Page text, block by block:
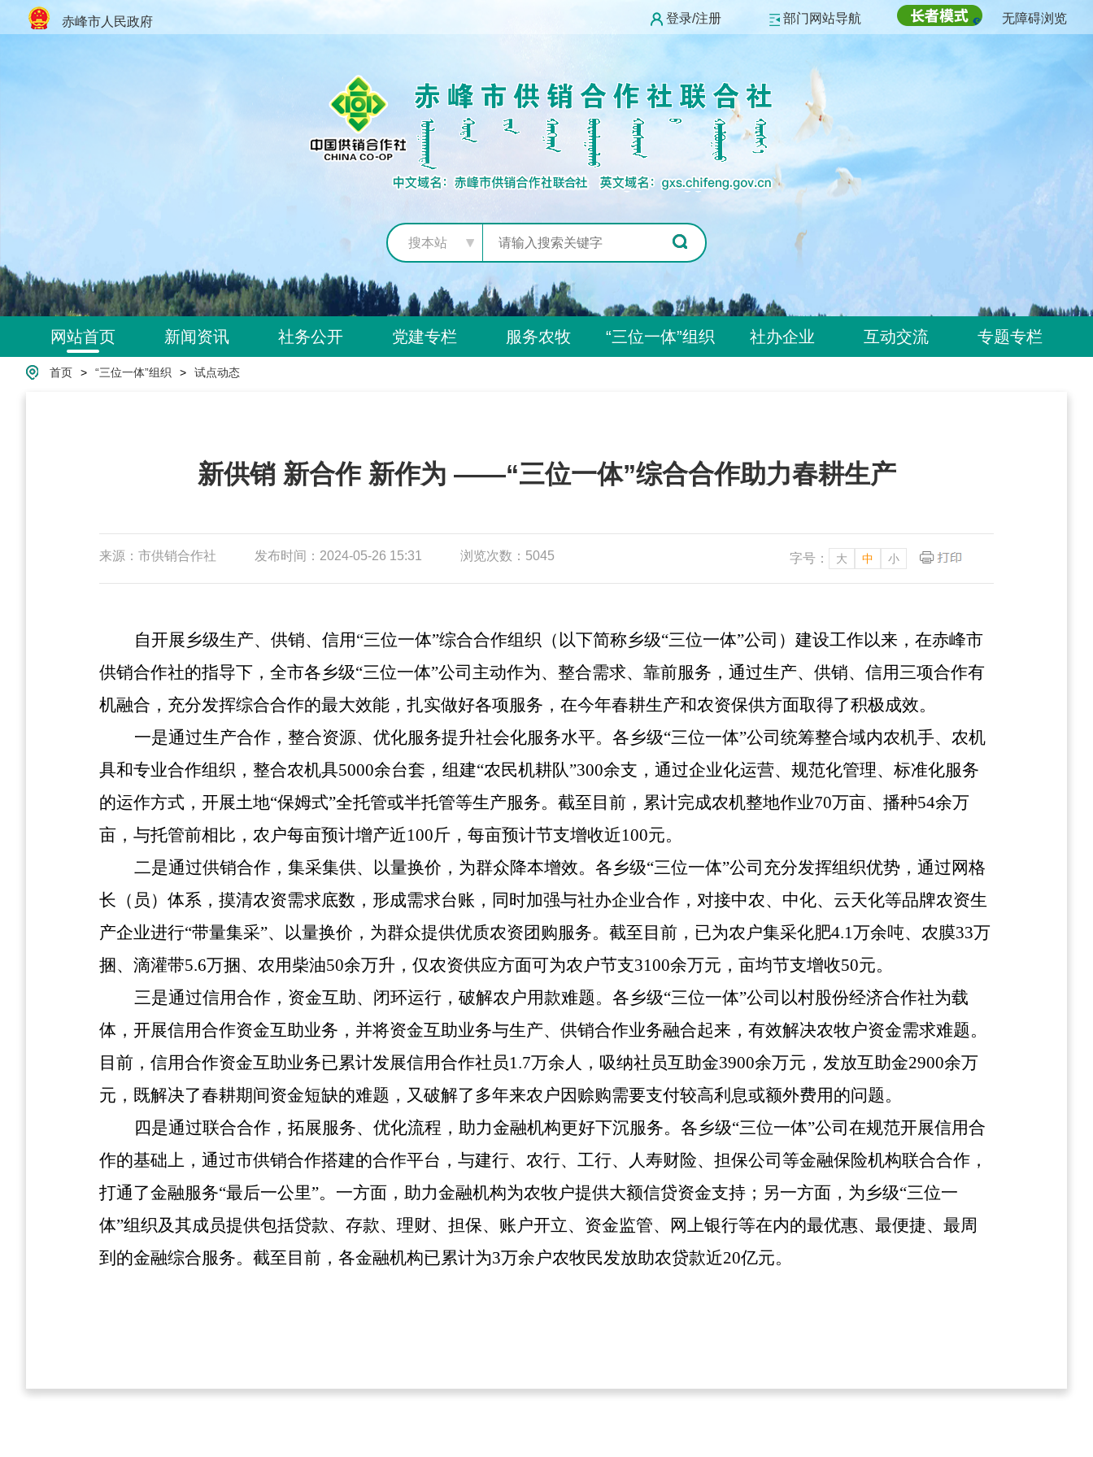
赤峰市人民政府 登录/注册 部门网站导航 无障碍浏览
搜本站
网站首页 新闻资讯 社务公开 党建专栏 服务农牧 “三位一体”组织 社办企业 互动交流 专题专栏
首页 > “三位一体”组织 > 试点动态
新供销 新合作 新作为 ——“三位一体”综合合作助力春耕生产
来源：市供销合作社 发布时间：2024-05-26 15:31 浏览次数：5045 字号： 大 中 小
自开展乡级生产、供销、信用“三位一体”综合合作组织（以下简称乡级“三位一体”公司）建设工作以来，在赤峰市
供销合作社的指导下，全市各乡级“三位一体”公司主动作为、整合需求、靠前服务，通过生产、供销、信用三项合作有
机融合，充分发挥综合合作的最大效能，扎实做好各项服务，在今年春耕生产和农资保供方面取得了积极成效。
一是通过生产合作，整合资源、优化服务提升社会化服务水平。 各乡级“三位一体”公司统筹整合域内农机手、农机
具和专业合作组织，整合农机具5000余台套，组建“农民机耕队”300余支，通过企业化运营、规范化管理、标准化服务
的运作方式，开展土地“保姆式”全托管或半托管等生产服务。截至目前，累计完成农机整地作业70万亩、播种54余万
亩， 与托管前相比，农户每亩预计增产近100斤，每亩预计节支增收近100元。
二是通过供销合作，集采集供、以量换价，为群众降本增效。 各乡级“三位一体”公司充分发挥组织优势，通过网格
长（员）体系，摸清农资需求底数，形成需求台账，同时加强与社办企业合作，对接中农、中化、云天化等品牌农资生
产企业进行“带量集采”、以量换价，为群众提供优质农资团购服务。截至目前，已为农户集采化肥4.1万余吨、农膜33万
捆、滴灌带5.6万捆、农用柴油50余万升， 仅农资供应方面可为农户节支3100余万元，亩均节支增收50元。
三是通过信用合作，资金互助、闭环运行，破解农户用款难题。 各乡级“三位一体”公司以村股份经济合作社为载
体，开展信用合作资金互助业务，并将资金互助业务与生产、供销合作业务融合起来，有效解决农牧户资金需求难题。
目前，信用合作资金互助业务已累计发展信用合作社员1.7万余人，吸纳社员互助金3900余万元，发放互助金2900余万
元 ，既解决了春耕期间资金短缺的难题，又破解了多年来农户因赊购需要支付较高利息或额外费用的问题。
四是通过联合合作，拓展服务、优化流程，助力金融机构更好下沉服务。 各乡级“三位一体”公司在规范开展信用合
作的基础上，通过市供销合作搭建的合作平台，与建行、农行、工行、人寿财险、担保公司等金融保险机构联合合作，
打通了金融服务“最后一公里”。一方面，助力金融机构为农牧户提供大额信贷资金支持；另一方面，为乡级“三位一
体”组织及其成员提供包括贷款、存款、理财、担保、账户开立、资金监管、网上银行等在内的最优惠、最便捷、最周
到的金融综合服务。截至目前，各金融机构已累计为3万余户农牧民发放助农贷款近20亿元。